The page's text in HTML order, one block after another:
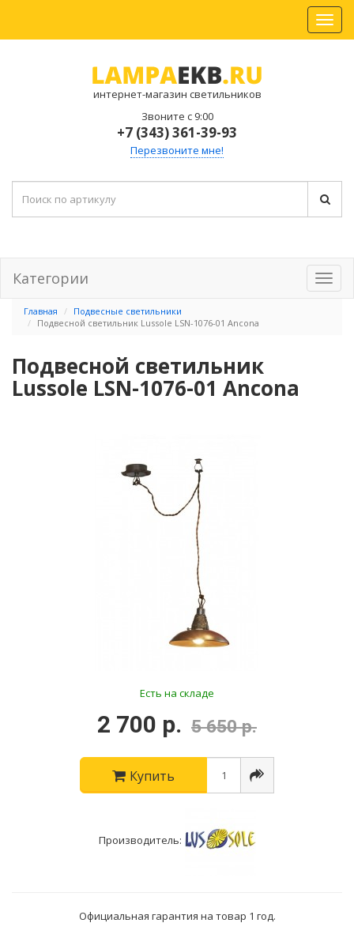
интернет-магазин светильников
Звоните с 9:00
+7 (343) 361-39-93
Перезвоните мне!
Категории
Главная
Подвесные светильники
Подвесной светильник Lussole LSN-1076-01 Ancona
Подвесной светильник
Lussole LSN-1076-01 Ancona
Есть на складе
2 700 р. 5 650 р.
Купить
Производитель:
Официальная гарантия на товар 1 год.